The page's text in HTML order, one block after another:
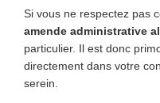
Si vous ne respectez pas
amende administrative
particulier. Il est donc
directement dans votre
serein.